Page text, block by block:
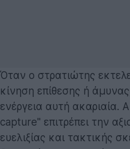
Όταν ο στρατιώτης
κίνηση επίθεσης ή
ενέργεια αυτή ακαριαία.
capture" επιτρέπει την
ευελιξίας και τακτικής